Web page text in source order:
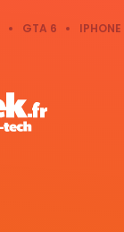
GTA 6 IPHONE